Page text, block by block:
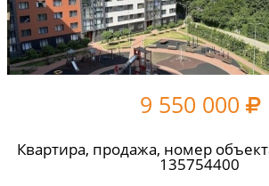
9 550 000 
Квартира, продажа, номер
135754400